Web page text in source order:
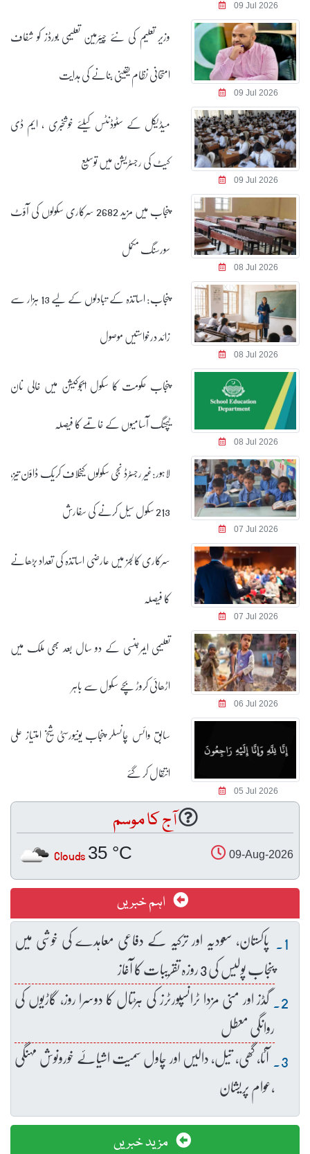
09 Jul 2026
09 Jul 2026
وزیر تعلیم کی نئے چیئرمین تعلیمی بورڈز کو شفاف
امتحانی نظام یقینی بنانے کی ہدایت
09 Jul 2026
میڈیکل کے سٹوڈنٹس کیلئے خوشخبری ، ایم ڈی
کیٹ کی رجسٹریشن میں توسیع
08 Jul 2026
پنجاب میں مزید 2682 سرکاری سکولوں کی آؤٹ
سورسنگ مکمل
08 Jul 2026
پنجاب: اساتذہ کے تبادلوں کے لیے 13 ہزار سے
زائد درخواستیں موصول
08 Jul 2026
پنجاب حکومت کا سکول ایجوکیشن میں خالی نان
ٹیچنگ آسامیوں کے خاتمے کا فیصلہ
07 Jul 2026
لاہور:غیر رجسٹرڈ نجی سکولوں کیخلاف کریک ڈاؤن تیز،
213 سکول سیل کرنے کی سفارش
07 Jul 2026
سرکاری کالجز میں عارضی اساتذہ کی تعداد بڑھانے
کا فیصلہ
06 Jul 2026
تعلیمی ایمرجنسی کے دو سال بعد بھی ملک میں
اڑھائی کروڑ بچے سکول سے باہر
05 Jul 2026
سابق وائس چانسلر پنجاب یونیورسٹی شیخ امتیاز علی
انتقال کر گئے
آج کا موسم
09-Aug-2026
35 °C
Clouds
اہم خبریں
پاکستان، سعودیہ اور ترکیہ کے دفاعی معاہدے کی خوشی میں
پنجاب پولیس کی 3 روزہ تقریبات کا آغاز
گڈز اور منی مزدا ٹرانسپورٹرز کی ہڑتال کا دوسرا روز، گاڑیوں کی
روانگی معطل
آٹا، گھی، تیل، دالیں اور چاول سمیت اشیائے خورونوش مہنگی
،عوام پریشان
مزید خبریں